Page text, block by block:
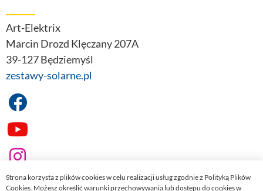
Art-Elektrix
Marcin Drozd Klęczany 207A
39-127 Będziemyśl
zestawy-solarne.pl
Strona korzysta z plików cookies w celu realizacji usług zgodnie z Polityką Plików
Cookies. Możesz określić warunki przechowywania lub dostępu do cookies w